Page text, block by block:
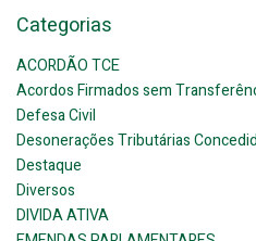
Categorias
ACORDÃO TCE
Acordos Firmados sem
Defesa Civil
Desonerações Tributárias
Destaque
Diversos
DIVIDA ATIVA